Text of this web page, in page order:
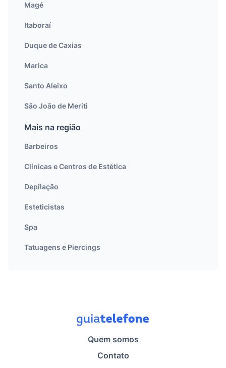
Magé
Itaboraí
Duque de Caxias
Marica
Santo Aleixo
São João de Meriti
Mais na região
Barbeiros
Clínicas e Centros de Estética
Depilação
Esteticistas
Spa
Tatuagens e Piercings
Quem somos
Contato